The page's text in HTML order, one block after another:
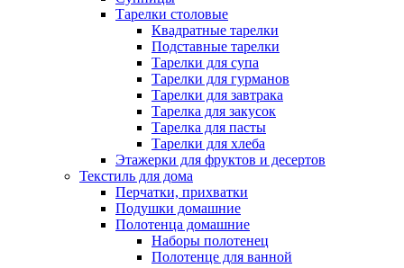
Тарелки столовые
Квадратные тарелки
Подставные тарелки
Тарелки для супа
Тарелки для гурманов
Тарелки для завтрака
Тарелка для закусок
Тарелка для пасты
Тарелки для хлеба
Этажерки для фруктов и десертов
Текстиль для дома
Перчатки, прихватки
Подушки домашние
Полотенца домашние
Наборы полотенец
Полотенце для ванной